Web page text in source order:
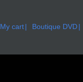
My cart Boutique DVD